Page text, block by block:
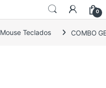
0
Mouse Teclados COMBO